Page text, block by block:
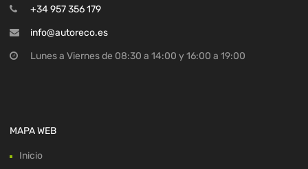
+34 957 356 179
info@autoreco.es
Lunes a Viernes de 08:30 a 14:00 y 16:00 a 19:00
MAPA WEB
Inicio